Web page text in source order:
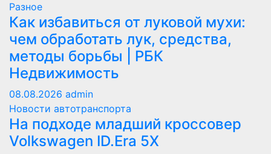
Разное
Как избавиться от луковой мухи:
чем обработать лук, средства,
методы борьбы | РБК
Недвижимость
08.08.2026 admin
Новости автотранспорта
На подходе младший кроссовер
Volkswagen ID.Era 5X